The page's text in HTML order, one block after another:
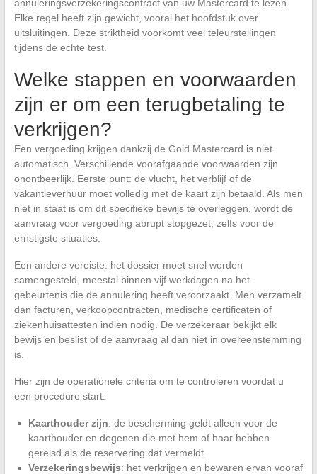
annuleringsverzekeringscontract van uw Mastercard te lezen.
Elke regel heeft zijn gewicht, vooral het hoofdstuk over
uitsluitingen. Deze striktheid voorkomt veel teleurstellingen
tijdens de echte test.
Welke stappen en voorwaarden
zijn er om een terugbetaling te
verkrijgen?
Een vergoeding krijgen dankzij de Gold Mastercard is niet
automatisch. Verschillende voorafgaande voorwaarden zijn
onontbeerlijk. Eerste punt: de vlucht, het verblijf of de
vakantieverhuur moet volledig met de kaart zijn betaald. Als men
niet in staat is om dit specifieke bewijs te overleggen, wordt de
aanvraag voor vergoeding abrupt stopgezet, zelfs voor de
ernstigste situaties.
Een andere vereiste: het dossier moet snel worden
samengesteld, meestal binnen vijf werkdagen na het
gebeurtenis die de annulering heeft veroorzaakt. Men verzamelt
dan facturen, verkoopcontracten, medische certificaten of
ziekenhuisattesten indien nodig. De verzekeraar bekijkt elk
bewijs en beslist of de aanvraag al dan niet in overeenstemming
is.
Hier zijn de operationele criteria om te controleren voordat u
een procedure start:
Kaarthouder zijn: de bescherming geldt alleen voor de
kaarthouder en degenen die met hem of haar hebben
gereisd als de reservering dat vermeldt.
Verzekeringsbewijs: het verkrijgen en bewaren ervan vooraf